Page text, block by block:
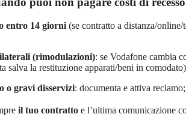
entro 14 giorni (se contratto a distanza/
(rimodulazioni): se Vodafone cambia
salva la restituzione apparati/beni in
o gravi disservizi: documenta e attiva
il tuo contratto e l’ultima comunicazione